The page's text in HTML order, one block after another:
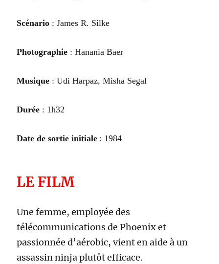
Scénario :James R. Silke
Photographie :Hanania Baer
Musique : Udi Harpaz, Misha Segal
Durée : 1h32
Date de sortie initiale : 1984
LE FILM
Une femme, employée des
télécommunications de Phoenix et
passionnée d’aérobic, vient en aide à un
assassin ninja plutôt efficace.